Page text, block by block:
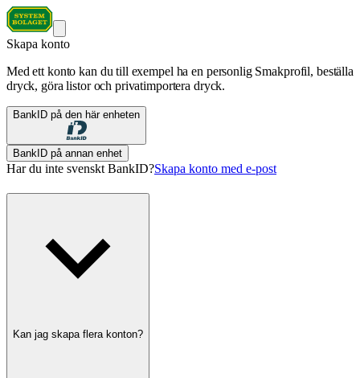
Skapa konto
Med ett konto kan du till exempel ha en personlig Smakprofil, beställa
dryck, göra listor och privatimportera dryck.
BankID på den här enheten
BankID på annan enhet
Har du inte svenskt BankID?Skapa konto med e-post
Kan jag skapa flera konton?